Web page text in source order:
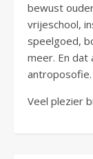
bewust
vrijeschool,
speelgoed,
meer. En dat
antroposofie.
Veel plezier